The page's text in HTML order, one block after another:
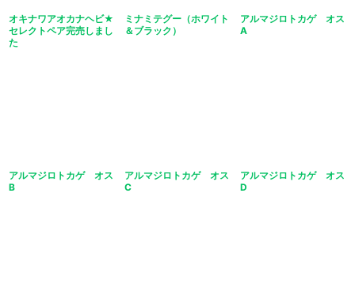
オキナワアオカナヘビ★
セレクトペア完売しまし
た
ミナミテグー（ホワイト
＆ブラック）
アルマジロトカゲ オス
A
アルマジロトカゲ オス
B
アルマジロトカゲ オス
C
アルマジロトカゲ オス
D